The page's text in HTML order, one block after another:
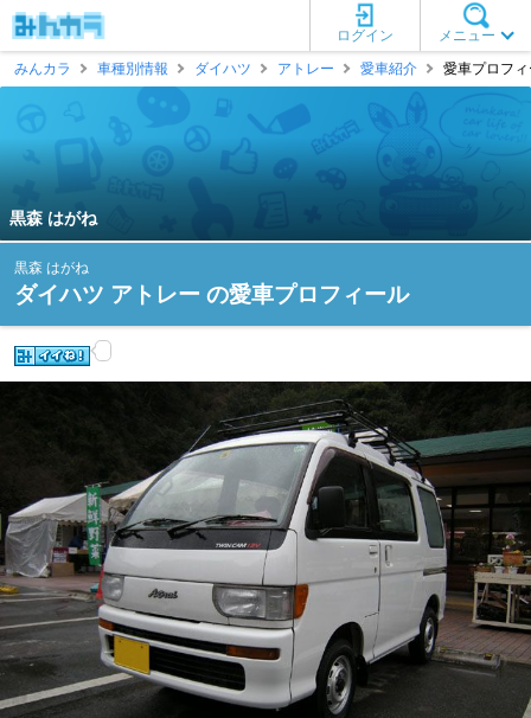
メニュー
ログイン
みんカラ
車種別情報 ダイハツ アトレー 愛車紹介 愛車プロフ
黒森 はがね
黒森 はがね
ダイハツ アトレー の愛車プロフィール